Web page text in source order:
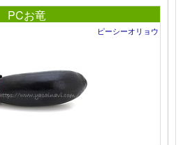
PCお竜
ピーシーオリョウ